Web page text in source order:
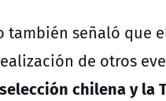
también señaló que
de otros
chilena y la